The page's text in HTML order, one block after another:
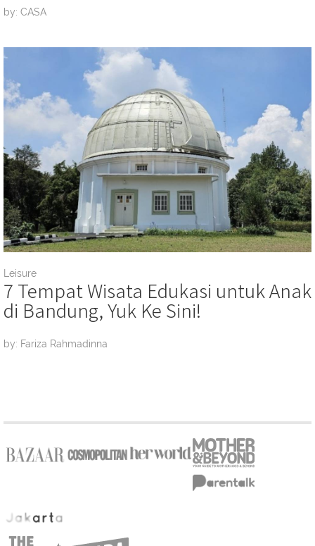
by: CASA
Leisure
7 Tempat Wisata Edukasi untuk Anak
di Bandung, Yuk Ke Sini!
by: Fariza Rahmadinna